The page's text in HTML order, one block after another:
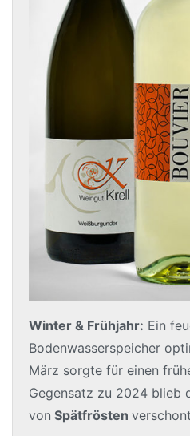
Winter & Frühjahr: Ein
Bodenwasserspeicher
März sorgte für einen
Gegensatz zu 2024 blieb
von Spätfrösten